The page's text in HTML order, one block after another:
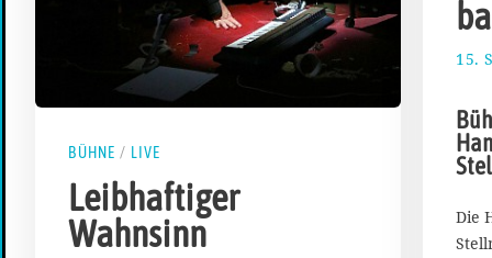
BÜHNE / LIVE
Leibhaftiger
Wahnsinn
15.
Die